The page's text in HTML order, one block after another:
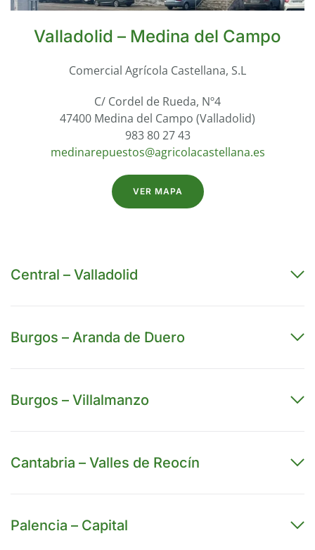
Valladolid – Medina del Campo
Comercial Agrícola Castellana, S.L
C/ Cordel de Rueda, Nº4
47400 Medina del Campo (Valladolid)
983 80 27 43
medinarepuestos@agricolacastellana.es
VER MAPA
Central – Valladolid
Burgos – Aranda de Duero
Burgos – Villalmanzo
Cantabria – Valles de Reocín
Palencia – Capital